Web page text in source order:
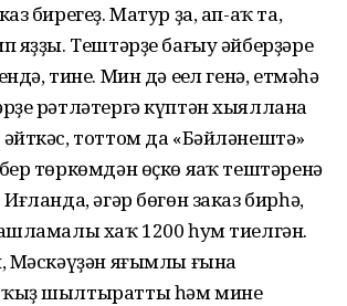
бирегеҙ. Матур ҙа, ап-аҡ та,
яҙҙы. Тештәрҙе бағыу әйберҙәре
тине. Мин дә еңел генә, етмәһә
рәтләтергә күптән хыяллана
тоттом да «Бәйләнештә»
төркөмдән өҫкө яңаҡ тештәренә
әгәр бөгөн заказ бирһәң,
хаҡ 1200 һум тиелгән.
Мәскәүҙән яғымлы ғына
шылтыратты һәм минең